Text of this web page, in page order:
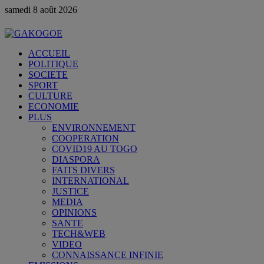
samedi 8 août 2026
ACCUEIL
POLITIQUE
SOCIETE
SPORT
CULTURE
ECONOMIE
PLUS
ENVIRONNEMENT
COOPERATION
COVID19 AU TOGO
DIASPORA
FAITS DIVERS
INTERNATIONAL
JUSTICE
MEDIA
OPINIONS
SANTE
TECH&WEB
VIDEO
CONNAISSANCE INFINIE